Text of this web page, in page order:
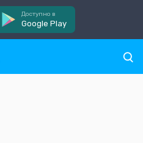
Доступно в
Google Play